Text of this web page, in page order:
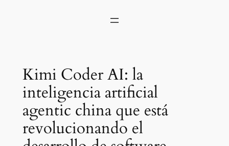
Kimi Coder AI: la
inteligencia artificial
agentic china que está
revolucionando el